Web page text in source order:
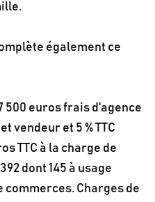
également ce
500 euros frais d'agence
vendeur et 5 % TTC
TTC à la charge de
dont 145 à usage
commerces. Charges de